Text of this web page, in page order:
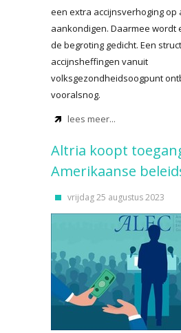
een extra accijnsverhoging op
aankondigen. Daarmee wordt
de begroting gedicht. Een
accijnsheffingen vanuit
volksgezondheidsoogpunt
vooralsnog.
lees meer...
Altria koopt
Amerikaanse
vrijdag 25 augustus 2023